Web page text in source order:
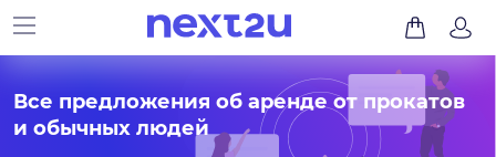
Все предложения об аренде от прокатов
и обычных людей